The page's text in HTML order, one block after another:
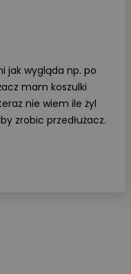
jak wygląda np. po
mam koszulki
nie wiem ile żyl
zrobic przedłużacz.